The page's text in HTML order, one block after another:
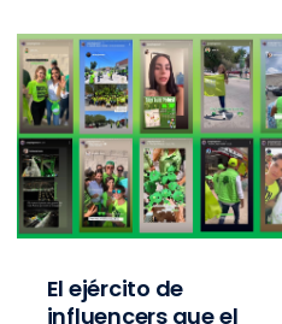
El ejército de
influencers que el